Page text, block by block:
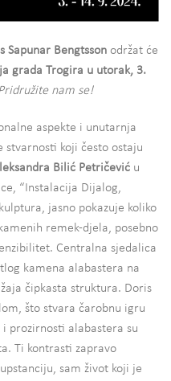
Sapunar Bengtsson održat će
grada Trogira u utorak, 3.
nam se!
aspekte i unutarnja
stvarnosti koji često ostaju
Bilić Petričević u
“Instalacija Dijalog,
jasno pokazuje koliko
remek-djela, posebno
Centralna sjedalica
kamena alabastera na
čipkasta struktura. Doris
što stvara čarobnu igru
prozirnosti alabastera su
Ti kontrasti zapravo
sam život koji je